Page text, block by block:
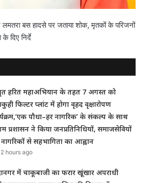
लमतरा बस हादसे पर जताया शोक, मृतकों के परिजनों
दिए निर्दे
हरित महाअभियान के तहत 7 अगस्त को
फिल्टर प्लांट में होगा वृहद वृक्षारोपण
पौधा–हर नागरिक’ के संकल्प के साथ
प्रशासन ने किया जनप्रतिनिधियों, समाजसेवियों
से सहभागिता का आह्वान
hours ago
में चाकूबाजी का फरार खूंखार अपराधी